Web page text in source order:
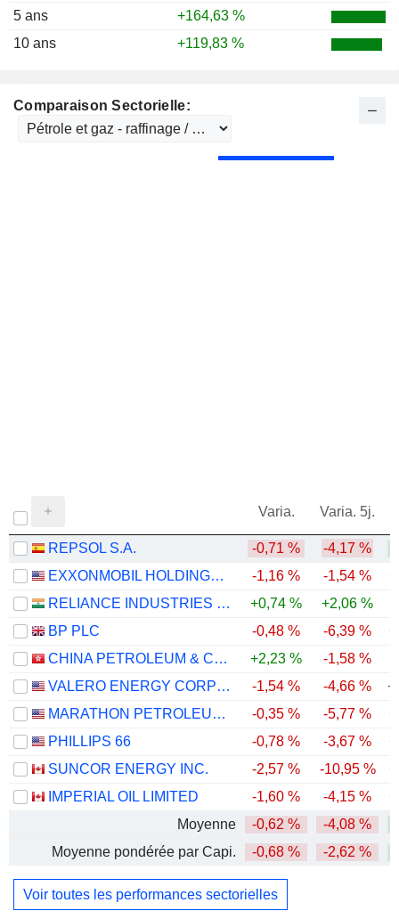
5 ans
+164,63 %
10 ans
+119,83 %
Comparaison Sectorielle:
Varia. Varia. 5j.
REPSOL S.A. -0,71 % -4,17 %
EXXONMOBIL HOLDINGS CORPORATION
-1,16 % -1,54 %
RELIANCE INDUSTRIES LTD
+0,74 % +2,06 %
BP PLC
-0,48 % -6,39 %
CHINA PETROLEUM & CHEMICAL CORPORATION
+2,23 % -1,58 %
VALERO ENERGY CORPORATION
-1,54 % -4,66 %
MARATHON PETROLEUM CORPORATION
-0,35 % -5,77 %
PHILLIPS 66
-0,78 % -3,67 %
SUNCOR ENERGY INC.
-2,57 % -10,95 %
IMPERIAL OIL LIMITED
-1,60 % -4,15 %
Moyenne
-0,62 % -4,08 %
Moyenne pondérée par Capi.
-0,68 % -2,62 %
Voir toutes les performances sectorielles